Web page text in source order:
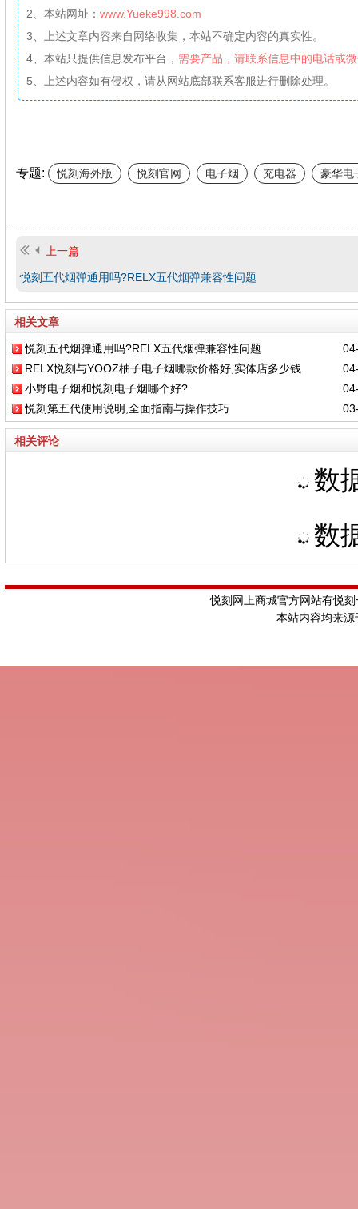
2、本站网址： www.Yueke998.com
3、上述文章内容来自网络收集，本站不确定内容的真实性。
4、本站只提供信息发布平台， 需要产品，请联系信息中的电话或
5、上述内容如有侵权，请从网站底部联系客服进行删除处理。
专题: 悦刻海外版 悦刻官网 电子烟 充电器 豪华电
上一篇
悦刻五代烟弹通用吗?RELX五代烟弹兼容性问题
相关文章
悦刻五代烟弹通用吗?RELX五代烟弹兼容性问题
RELX悦刻与YOOZ柚子电子烟哪款价格好,实体店多少钱
小野电子烟和悦刻电子烟哪个好?
悦刻第五代使用说明,全面指南与操作技巧
相关评论
数
数
悦刻网上商城官方网站有悦
本站内容均来